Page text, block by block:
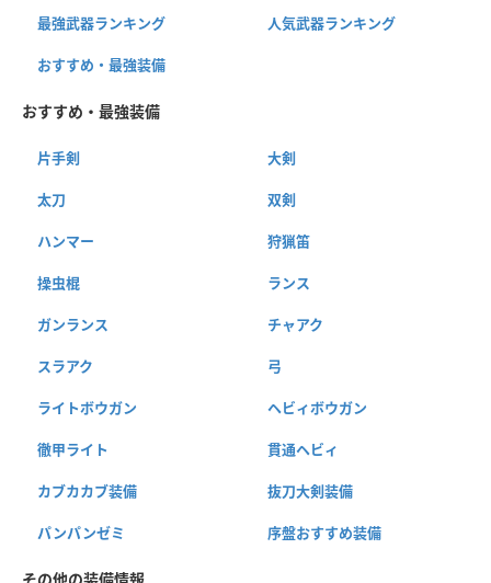
最強武器ランキング 人気武器ランキング
おすすめ・最強装備
おすすめ・最強装備
片手剣 大剣
太刀 双剣
ハンマー 狩猟笛
操虫棍 ランス
ガンランス チャアク
スラアク 弓
ライトボウガン ヘビィボウガン
徹甲ライト 貫通ヘビィ
カブカカブ装備 抜刀大剣装備
パンパンゼミ 序盤おすすめ装備